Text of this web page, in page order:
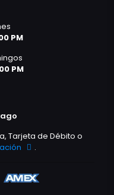
PM
PM
Tarjeta de Débito o
.